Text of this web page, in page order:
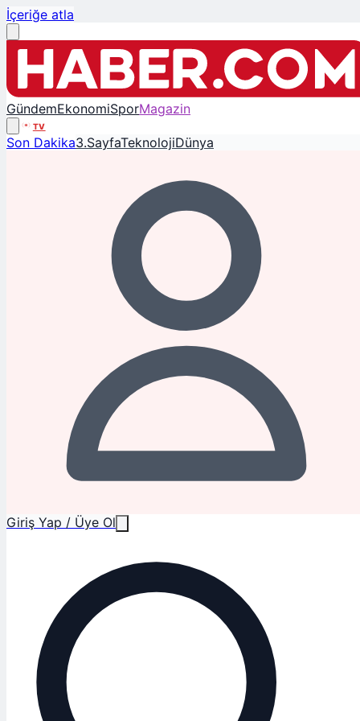
İçeriğe atla
GündemEkonomiSporMagazin
TV
Son Dakika3.SayfaTeknolojiDünya
Giriş Yap / Üye Ol